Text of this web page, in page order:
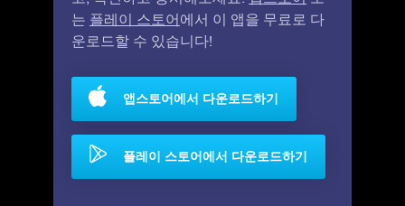
는 플레이 스토어에서 이 앱을 무료로 다
운로드할 수 있습니다!
앱스토어에서 다운로드하기
플레이 스토어에서 다운로드하기